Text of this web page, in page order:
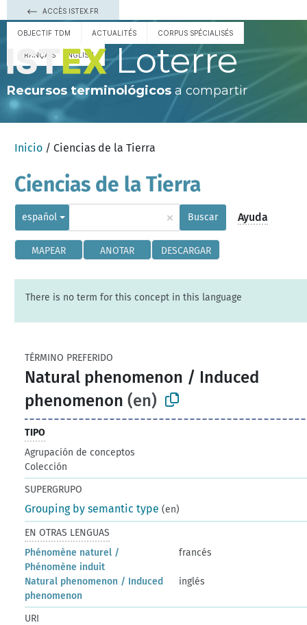
ACCÈS ISTEX.FR
OBJECTIF TDM ACTUALITÉS CORPUS SPÉCIALISÉS
FRANÇAIS ENGLISH Loterre
Recursos terminológicos a compartir
Inicio / Ciencias de la Tierra
Ciencias de la Tierra
español × Buscar Ayuda
MAPEAR ANOTAR DESCARGAR
There is no term for this concept in this language
TÉRMINO PREFERIDO
Natural phenomenon / Induced
phenomenon (en)
TIPO
Agrupación de conceptos
Colección
SUPERGRUPO
Grouping by semantic type (en)
EN OTRAS LENGUAS
Phénomène naturel /
Phénomène induit
francés
Natural phenomenon / Induced
phenomenon
inglés
URI